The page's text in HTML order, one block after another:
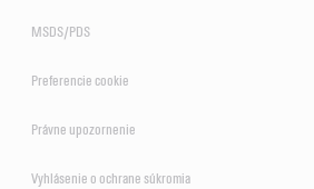
MSDS/PDS
Preferencie cookie
Právne upozornenie
Vyhlásenie o ochrane súkromia